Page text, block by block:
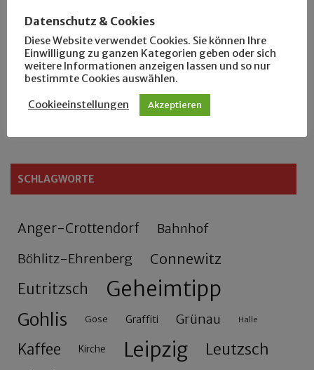
Rennfahrer in Schönefeld und Zschocher
Zu Fuß durch Anger-Crottendorf
Sammler- und Wanderfreund Hardy
SCHLAGWORTE
Anger-Crottendorf Bahnhof
Böhlitz-Ehrenberg Connewitz
Eutritzsch Geheimtipp
Gohlis Gose Graffiti Grünau Halle
Kaffee Kirche Leipzig Leutzsch
Datenschutz & Cookies
Diese Website verwendet Cookies. Sie können Ihre
Einwilligung zu ganzen Kategorien geben oder sich
weitere Informationen anzeigen lassen und so nur
bestimmte Cookies auswählen.
Cookieeinstellungen Akzeptieren